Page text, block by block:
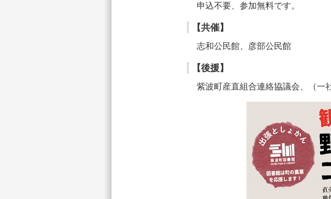
申込不要、参加無料です。
【共催】
志和公民館、彦部公民館
【後援】
紫波町産直組合連絡協議会、（一